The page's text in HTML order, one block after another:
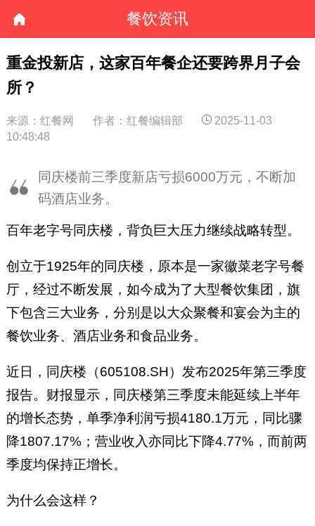
餐饮资讯
重金投新店，这家百年餐企还要跨界月子会
所？
来源：红餐网 作者：红餐编辑部
2025-11-03
10:48:48
同庆楼前三季度新店亏损6000万元，不断加
码酒店业务。
百年老字号同庆楼，背负巨大压力继续战略转型。
创立于1925年的同庆楼，原本是一家徽菜老字号餐
厅，经过不断发展，如今成为了大型餐饮集团，旗
下包含三大业务，分别是以大众聚餐和宴会为主的
餐饮业务、酒店业务和食品业务。
近日，同庆楼（605108.SH）发布2025年第三季度
报告。财报显示，同庆楼第三季度未能延续上半年
的增长态势，单季净利润亏损4180.1万元，同比骤
降1807.17%；营业收入亦同比下降4.77%，而前两
季度均保持正增长。
为什么会这样？